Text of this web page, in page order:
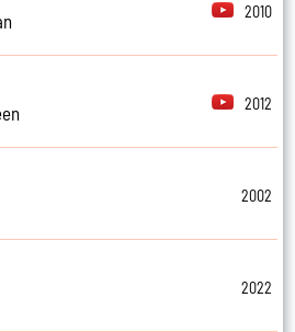
2010
2012
2002
2022